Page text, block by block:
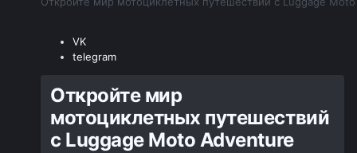
VK
telegram
Откройте мир
мотоциклетных путешествий
с Luggage Moto Adventure